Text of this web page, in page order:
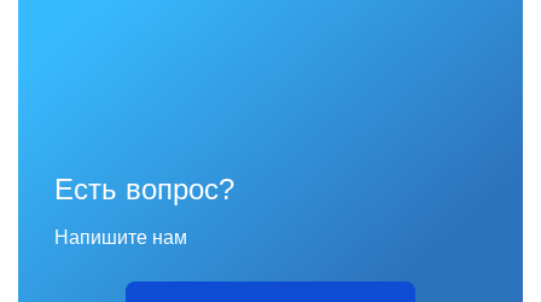
Есть вопрос?
Напишите нам